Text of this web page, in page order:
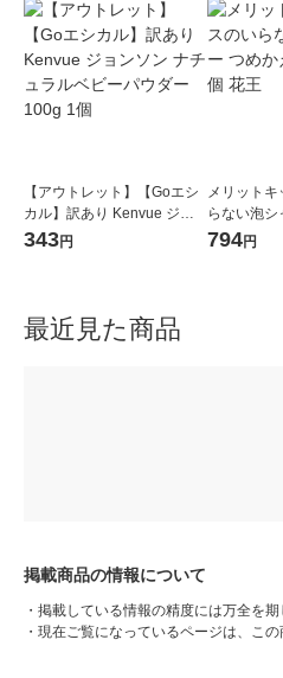
【アウトレット】【Goエシ
カル】訳あり Kenvue ジョ
ンソン ナチュラルベビーパ
343円
メリット
らない泡シ
え用 270ml
794円
最近見た商品
掲載商品の情報について
・ 掲載している情報の精度には万全を
・ 現在ご覧になっているページは、こ